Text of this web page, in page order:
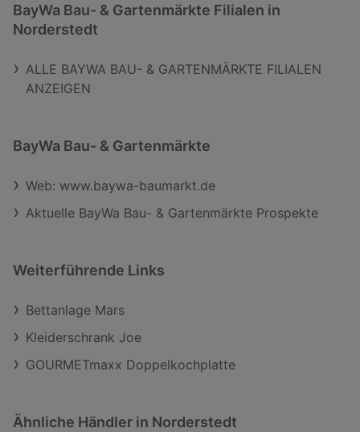
BayWa Bau- & Gartenmärkte Filialen in
Norderstedt
ALLE BAYWA BAU- & GARTENMÄRKTE FILIALEN
ANZEIGEN
BayWa Bau- & Gartenmärkte
Web: www.baywa-baumarkt.de
Aktuelle BayWa Bau- & Gartenmärkte Prospekte
Weiterführende Links
Bettanlage Mars
Kleiderschrank Joe
GOURMETmaxx Doppelkochplatte
Ähnliche Händler in Norderstedt